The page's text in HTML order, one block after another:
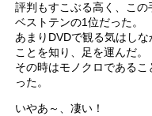
評判もすこぶる高く、こ
ベストテンの1位だった。
あまりDVDで観る気はし
ことを知り、足を運んだ。
その時はモノクロである
った。
いやあ～、凄い！